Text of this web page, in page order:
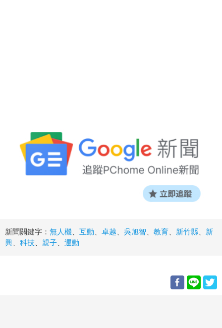
新聞關鍵字： 無人機、 互動、 卓越、 吳旭智、 教育、 新竹縣、 新
興、 科技、 親子、 運動